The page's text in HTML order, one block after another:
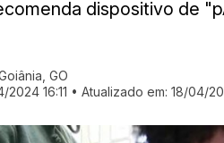
dispositivo de
GO
2024 16:11 • Atualizado em: 18/04/